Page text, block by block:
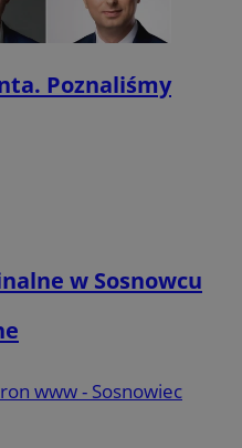
Poznaliśmy
w Sosnowcu
www - Sosnowiec